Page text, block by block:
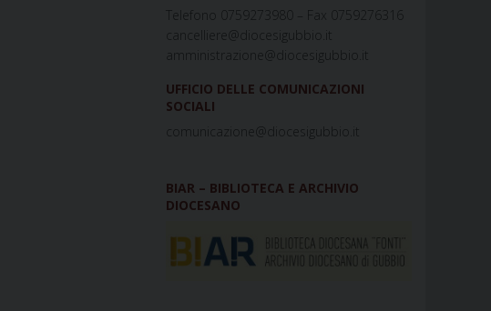
Telefono 0759273980 – Fax 0759276316
cancelliere@diocesigubbio.it
amministrazione@diocesigubbio.it
UFFICIO DELLE COMUNICAZIONI
SOCIALI
comunicazione@diocesigubbio.it
BIAR – BIBLIOTECA E ARCHIVIO
DIOCESANO